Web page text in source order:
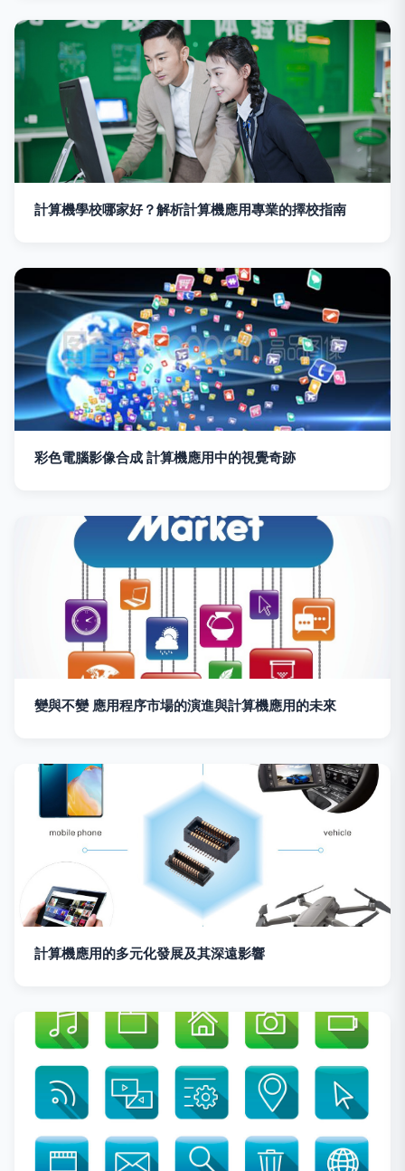
計算機學校哪家好？解析計算機應用專業的擇校指南
彩色電腦影像合成 計算機應用中的視覺奇跡
變與不變 應用程序市場的演進與計算機應用的未來
計算機應用的多元化發展及其深遠影響